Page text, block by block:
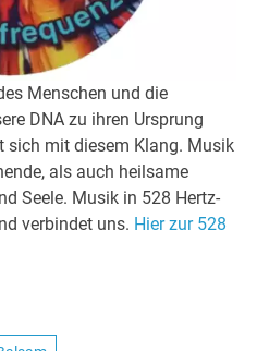
Menschen und die
DNA zu ihren Ursprung
sich mit diesem Klang. Musik
als auch heilsame
Seele. Musik in 528 Hertz-
verbindet uns. Hier zur 528